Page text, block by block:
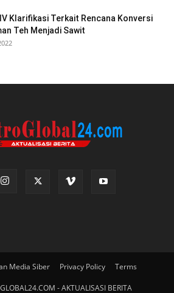
Klarifikasi Terkait Rencana Konversi
Teh Menjadi Sawit
Media Siber Privacy Policy Terms
- AKTUALISASI BERITA